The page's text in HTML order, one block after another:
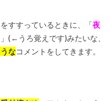
すすっているときに、「夜
」(←うろ覚えです)みたいな、
なコメントをしてきます。